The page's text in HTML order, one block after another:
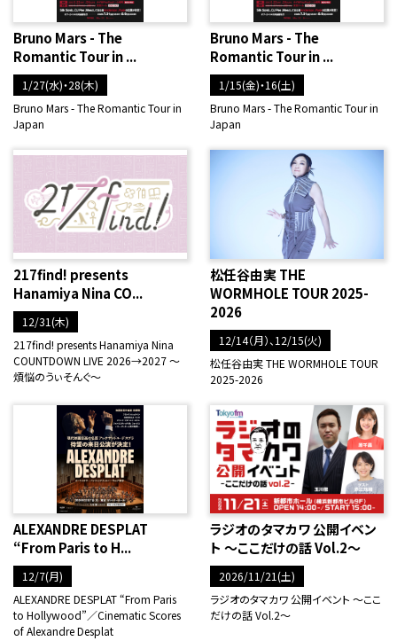
Bruno Mars - The
Romantic Tour in ...
1/27(水)・28(木)
Bruno Mars - The Romantic Tour in
Japan
Bruno Mars - The
Romantic Tour in ...
1/15(金)・16(土)
Bruno Mars - The Romantic Tour in
Japan
217find! presents
Hanamiya Nina CO...
12/31(木)
217find! presents Hanamiya Nina
COUNTDOWN LIVE 2026→2027 ～
煩悩のうぃそんぐ～
松任谷由実 THE
WORMHOLE TOUR 2025-
2026
12/14（月）、12/15(火)
松任谷由実 THE WORMHOLE TOUR
2025-2026
ALEXANDRE DESPLAT
“From Paris to H...
12/7(月)
ALEXANDRE DESPLAT “From Paris
to Hollywood”／Cinematic Scores
of Alexandre Desplat
ラジオのタマカワ 公開イベン
ト ～ここだけの話 Vol.2～
2026/11/21(土)
ラジオのタマカワ 公開イベント ～ここ
だけの話 Vol.2～